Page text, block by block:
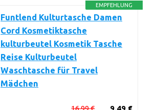
EMPFEHLUNG
Funtlend Kulturtasche Damen
Cord Kosmetiktasche
kulturbeutel Kosmetik Tasche
Reise Kulturbeutel
Waschtasche für Travel
Mädchen
9,49 €
16,99 €